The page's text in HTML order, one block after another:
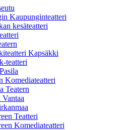
Kaupunginteatteri
kesäteatteri
Kapsäkki
teatteri
Komediateatteri
Teatern
Vantaa
Teatteri
Komediateatteri